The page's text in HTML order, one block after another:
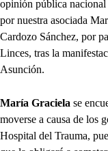
opinión pública
por nuestra asociada
Cardozo Sánchez, por
Linces, tras la
Asunción.
María Graciela se
moverse a causa de los
Hospital del Trauma,